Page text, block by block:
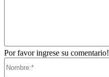
Por favor ingrese su comentario!